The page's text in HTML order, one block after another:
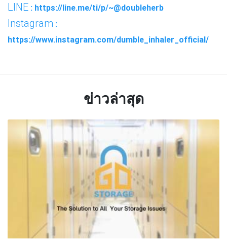
LINE : https://line.me/ti/p/~@doubleherb
Instagram :
https://www.instagram.com/dumble_inhaler_official/
ข่าวล่าสุด